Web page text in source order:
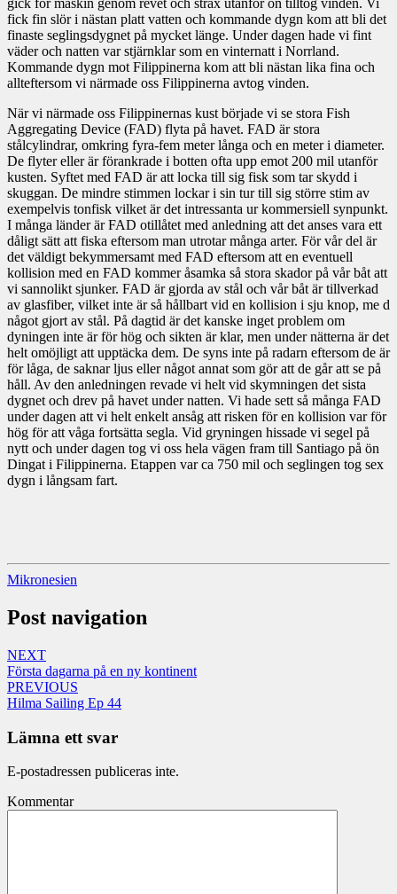
gick för maskin genom revet och strax utanför ön tilltog vinden. Vi
fick fin slör i nästan platt vatten och kommande dygn kom att bli det
finaste seglingsdygnet på mycket länge. Under dagen hade vi fint
väder och natten var stjärnklar som en vinternatt i Norrland.
Kommande dygn mot Filippinerna kom att bli nästan lika fina och
allteftersom vi närmade oss Filippinerna avtog vinden.
När vi närmade oss Filippinernas kust började vi se stora Fish
Aggregating Device (FAD) flyta på havet. FAD är stora
stålcylindrar, omkring fyra-fem meter långa och en meter i diameter.
De flyter eller är förankrade i botten ofta upp emot 200 mil utanför
kusten. Syftet med FAD är att locka till sig fisk som tar skydd i
skuggan. De mindre stimmen lockar i sin tur till sig större stim av
exempelvis tonfisk vilket är det intressanta ur kommersiell synpunkt.
I många länder är FAD otillåtet med anledning att det anses vara ett
dåligt sätt att fiska eftersom man utrotar många arter. För vår del är
det väldigt bekymmersamt med FAD eftersom att en eventuell
kollision med en FAD kommer åsamka så stora skador på vår båt att
vi sannolikt sjunker. FAD är gjorda av stål och vår båt är tillverkad
av glasfiber, vilket inte är så hållbart vid en kollision i sju knop, me d
något gjort av stål. På dagtid är det kanske inget problem om
dyningen inte är för hög och sikten är klar, men under nätterna är det
helt omöjligt att upptäcka dem. De syns inte på radarn eftersom de är
förlåga, de saknar ljus eller något annat som gör att de går att se på
håll. Av den anledningen revade vi helt vid skymningen det sista
dygnet och drev på havet under natten. Vi hade sett så många FAD
under dagen att vi helt enkelt ansåg att risken för en kollision var för
hög för att våga fortsätta segla. Vid gryningen hissade vi segel på
nytt och under dagen tog vi oss hela vägen fram till Santiago på ön
Dingat i Filippinerna. Etappen var ca 750 mil och seglingen tog sex
dygn i långsam fart.
Mikronesien
Post navigation
NEXT
Första dagarna på en ny kontinent
PREVIOUS
Hilma Sailing Ep 44
Lämna ett svar
E-postadressen publiceras inte.
Kommentar